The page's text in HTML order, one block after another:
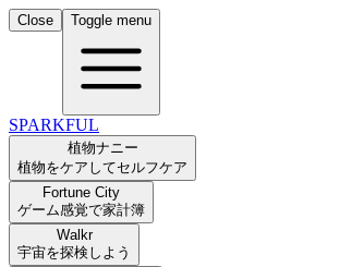
Close Toggle menu
SPARKFUL
植物ナニー
植物をケアしてセルフケア
Fortune City
ゲーム感覚で家計簿
Walkr
宇宙を探検しよう